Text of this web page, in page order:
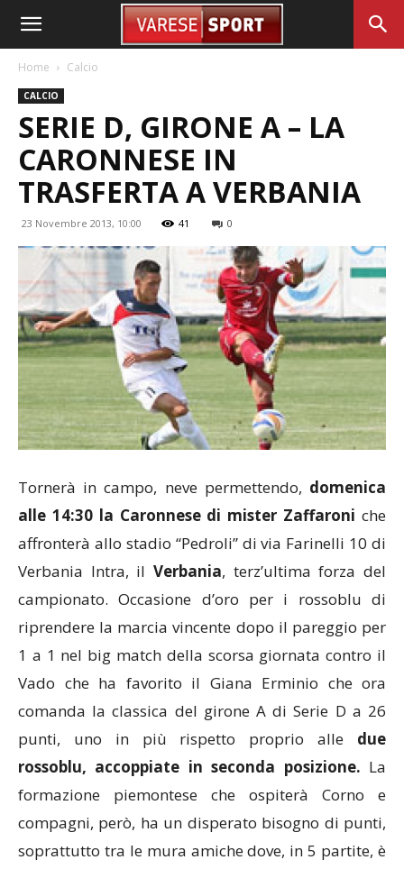
Home Calcio
CALCIO
SERIE D, GIRONE A – LA
CARONNESE IN
TRASFERTA A VERBANIA
23 Novembre 2013, 10:00 41 0
Tornerà in campo, neve permettendo, domenica
alle 14:30 la Caronnese di mister Zaffaroni che
affronterà allo stadio “Pedroli” di via Farinelli 10 di
Verbania Intra, il Verbania, terz’ultima forza del
campionato. Occasione d’oro per i rossoblu di
riprendere la marcia vincente dopo il pareggio per
1 a 1 nel big match della scorsa giornata contro il
Vado che ha favorito il Giana Erminio che ora
comanda la classica del girone A di Serie D a 26
punti, uno in più rispetto proprio alle due
rossoblu, accoppiate in seconda posizione. La
formazione piemontese che ospiterà Corno e
compagni, però, ha un disperato bisogno di punti,
soprattutto tra le mura amiche dove, in 5 partite, è